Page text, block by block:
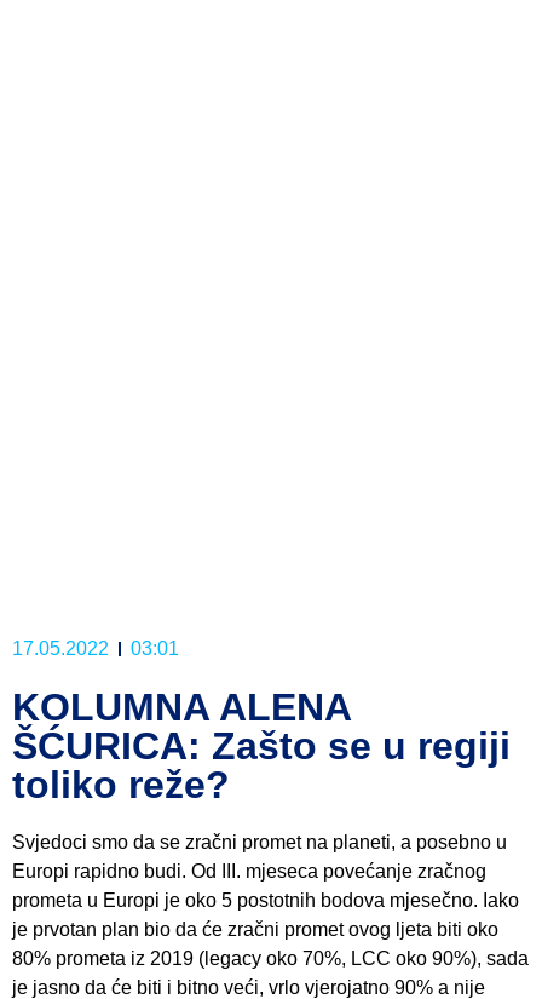
17.05.2022 03:01
KOLUMNA ALENA
ŠĆURICA: Zašto se u regiji
toliko reže?
Svjedoci smo da se zračni promet na planeti, a posebno u
Europi rapidno budi. Od III. mjeseca povećanje zračnog
prometa u Europi je oko 5 postotnih bodova mjesečno. Iako
je prvotan plan bio da će zračni promet ovog ljeta biti oko
80% prometa iz 2019 (legacy oko 70%, LCC oko 90%), sada
je jasno da će biti i bitno veći, vrlo vjerojatno 90% a nije